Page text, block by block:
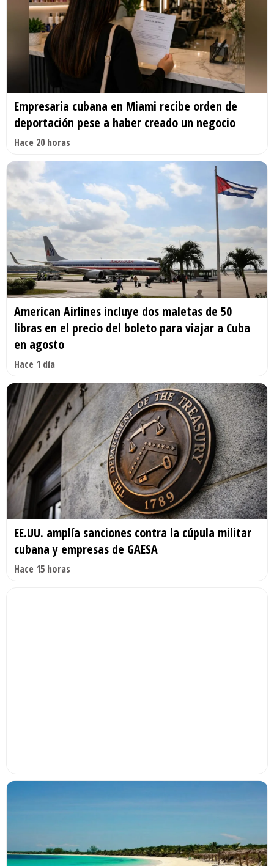
Empresaria cubana en Miami recibe orden de
deportación pese a haber creado un negocio
Hace 20 horas
American Airlines incluye dos maletas de 50
libras en el precio del boleto para viajar a Cuba
en agosto
Hace 1 día
EE.UU. amplía sanciones contra la cúpula militar
cubana y empresas de GAESA
Hace 15 horas